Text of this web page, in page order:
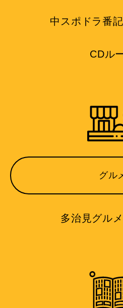
中スポドラ番
CDル
グル
多治見グル